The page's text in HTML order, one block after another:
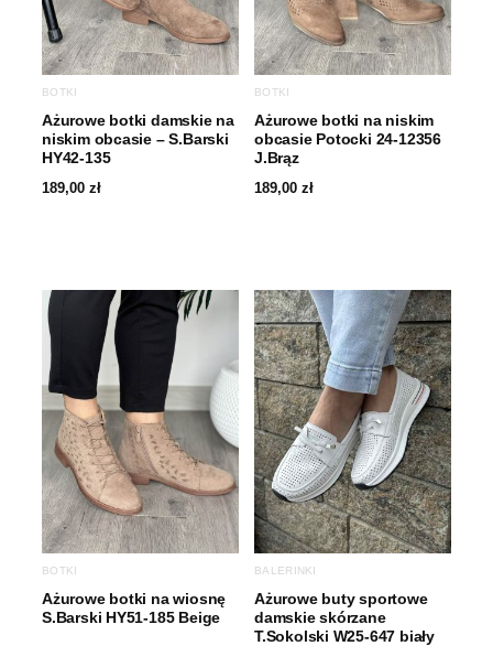
BOTKI
Ażurowe botki damskie na
niskim obcasie – S.Barski
HY42-135
189,00 zł
BOTKI
Ażurowe botki na niskim
obcasie Potocki 24-12356
J.Brąz
189,00 zł
BOTKI
Ażurowe botki na wiosnę
S.Barski HY51-185 Beige
BALERINKI
Ażurowe buty sportowe
damskie skórzane
T.Sokolski W25-647 biały